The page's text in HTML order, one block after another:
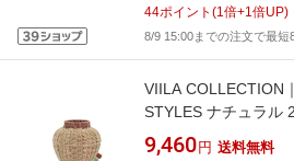
44ポイント (1倍+1倍UP)
8/9 15:00までの注文で最短
VIILA COLLECTION
STYLES ナチュラル
9,460 円 送料無料